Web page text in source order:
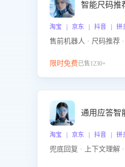
智能尺码推
淘宝 | 京东 | 抖音 | 拼
售前机器人 · 尺码推荐
限时免费已售1230+
通用应答智
淘宝 | 京东 | 抖音 | 拼
兜底回复 · 上下文理解